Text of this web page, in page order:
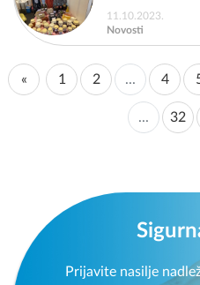
11.10.2023.
Novosti
« 1 2 ... 4
... 32
Prijavite nasilje